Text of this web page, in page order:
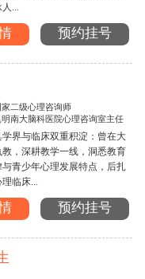
...
预约挂号
家二级心理咨询师
明南大脑科医院心理咨询室主任
学界与临床双重积淀：曾在大
教，深耕教学一线，洞悉教育
与青少年心理发展特点，后扎
临床...
预约挂号